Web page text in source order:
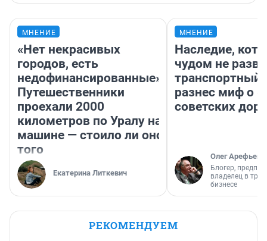
МНЕНИЕ
«Нет некрасивых
городов, есть
недофинансированные».
Путешественники
проехали 2000
километров по Уралу на
машине — стоило ли оно
того
Екатерина Литкевич
МНЕНИЕ
Наследие,
чудом не
транспортный
разнес миф о
советских
Олег Арефьев
Блогер,
владелец в
бизнесе
РЕКОМЕНДУЕМ